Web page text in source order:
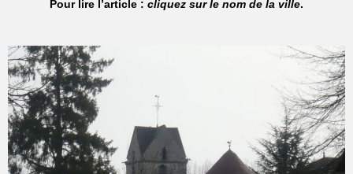
Pour lire l’article : cliquez sur le nom de la ville.